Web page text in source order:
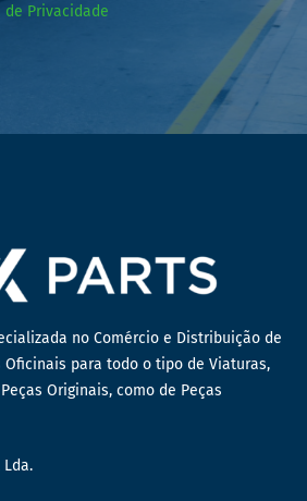
de Privacidade
no Comércio e Distribuição de
Oficinais para todo o tipo de Viaturas,
Originais, como de Peças
Lda.